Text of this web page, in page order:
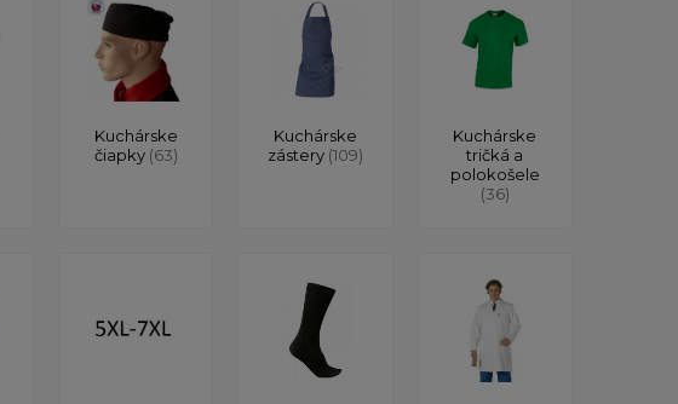
Kuchárske
čiapky (63)
Kuchárske
zástery (109)
Kuchárske
tričká a
polokošele
(36)